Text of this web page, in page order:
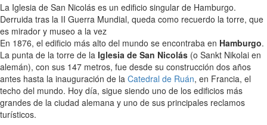
La Iglesia de San Nicolás es un edificio singular de Hamburgo.
Derruida tras la II Guerra Mundial, queda como recuerdo la torre, que
es mirador y museo a la vez
En 1876, el edificio más alto del mundo se encontraba en Hamburgo.
La punta de la torre de la Iglesia de San Nicolás (o Sankt Nikolai en
alemán), con sus 147 metros, fue desde su construcción dos años
antes hasta la inauguración de la Catedral de Ruán, en Francia, el
techo del mundo. Hoy día, sigue siendo uno de los edificios más
grandes de la ciudad alemana y uno de sus principales reclamos
turísticos.